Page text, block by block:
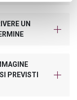
UN
PREVISTI